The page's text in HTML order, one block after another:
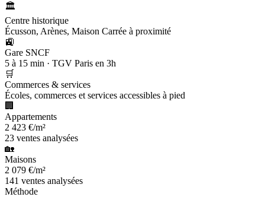
🏛️
Centre historique
Écusson, Arènes, Maison Carrée à proximité
🚉
Gare SNCF
5 à 15 min · TGV Paris en 3h
🛒
Commerces & services
Écoles, commerces et services accessibles à pied
🏢
Appartements
2 423 €/m²
23 ventes analysées
🏡
Maisons
2 079 €/m²
141 ventes analysées
Méthode